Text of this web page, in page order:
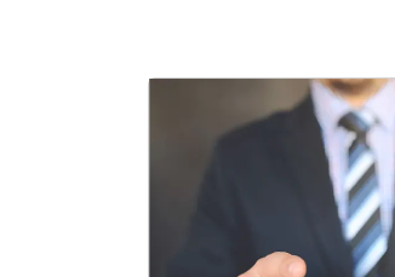
Quanto ganha um
profissional de SEO?